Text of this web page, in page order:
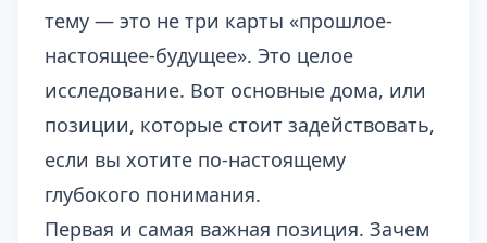
тему — это не три карты «прошлое-
настоящее-будущее». Это целое
исследование. Вот основные дома, или
позиции, которые стоит задействовать,
если вы хотите по-настоящему
глубокого понимания.
Первая и самая важная позиция. Зачем